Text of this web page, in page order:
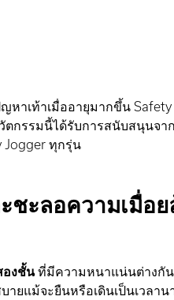
าเท้าเมื่ออายุมากขึ้น
กรรมนี้ได้รับการสนับสนุนจ
Jogger ทุกรุ่น
ชะลอความเมื่อย
องชั้นที่มีความหนาแน่นต่างกั
ยแม้จะยืนหรือเดินเป็นเวลา